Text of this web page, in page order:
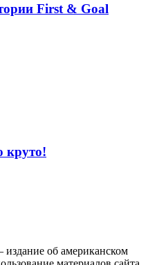
First & Goal
круто!
об американском